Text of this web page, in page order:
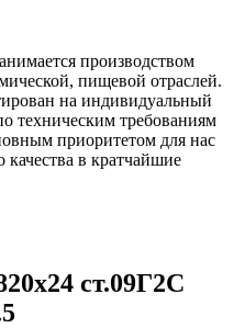
производством
пищевой отраслей.
на индивидуальный
техническим требованиям
приоритетом для нас
качества в кратчайшие
ст.09Г2С